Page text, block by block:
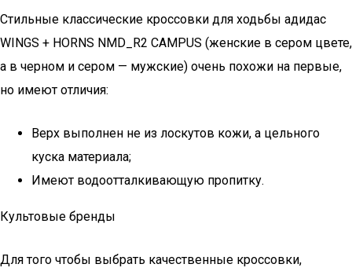
Стильные классические кроссовки для ходьбы адидас
WINGS + HORNS NMD_R2 CAMPUS (женские в сером цвете,
а в черном и сером — мужские) очень похожи на первые,
но имеют отличия:
Верх выполнен не из лоскутов кожи, а цельного
куска материала;
Имеют водоотталкивающую пропитку.
Культовые бренды
Для того чтобы выбрать качественные кроссовки,